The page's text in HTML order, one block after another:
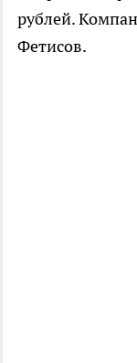
рублей.
Фетисов.